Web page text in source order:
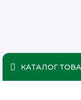
КАТАЛОГ